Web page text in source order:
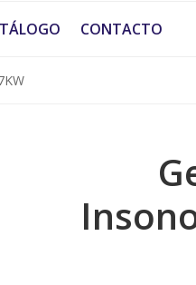
CONTACTO